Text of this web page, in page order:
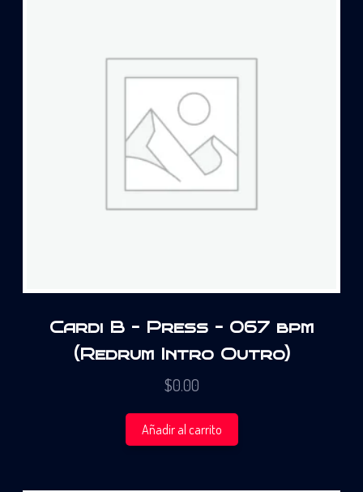
Cardi B – Press – 067 bpm
(Redrum Intro Outro)
$0.00
Añadir al carrito